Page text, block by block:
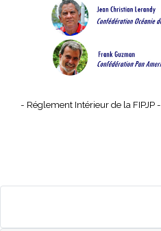
- Réglement Intérieur de la FIPJP -